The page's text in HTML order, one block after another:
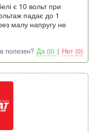
є 10 вольт при
падає до 1
малу напругу не
полезен? Да (0) | Нет (0)